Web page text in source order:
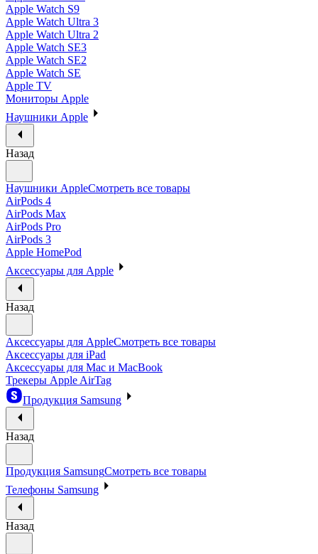
Apple Watch S9
Apple Watch Ultra 3
Apple Watch Ultra 2
Apple Watch SE3
Apple Watch SE2
Apple Watch SE
Apple TV
Мониторы Apple
Наушники Apple
Назад
Наушники AppleСмотреть все товары
AirPods 4
AirPods Max
AirPods Pro
AirPods 3
Apple HomePod
Аксессуары для Apple
Назад
Аксессуары для AppleСмотреть все товары
Аксессуары для iPad
Аксессуары для Mac и MacBook
Трекеры Apple AirTag
Продукция Samsung
Назад
Продукция SamsungСмотреть все товары
Телефоны Samsung
Назад